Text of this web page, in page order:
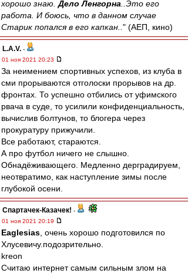
хорошо знаю.Дело Ленгорна ..Это его
работа. И боюсь, что в данном случае
Старик попался в его капкан.. " (АЕП, кино)
L.А.V. -
01 ноя 2021 20:23
За неимением спортивных успехов, из клуба в
сми прорываются отголоски прорывов на др.
фронтах. То успешно отбились от уфимского
рвача в суде, то усилили конфиденциальность,
вычислив болтунов, то блогера через
прокуратуру прижучили.
Все работают, стараются.
А про футбол ничего не слышно.
Обнадёживающего. Медленно дерградируем,
неотвратимо, как наступление зимы после
глубокой осени.
Спартачек-Казачек! -
01 ноя 2021 20:19
Eaglesias , очень хорошо подготовился по
Хлусевичу.подозрительно.
kreon
Считаю интернет самым сильным злом на